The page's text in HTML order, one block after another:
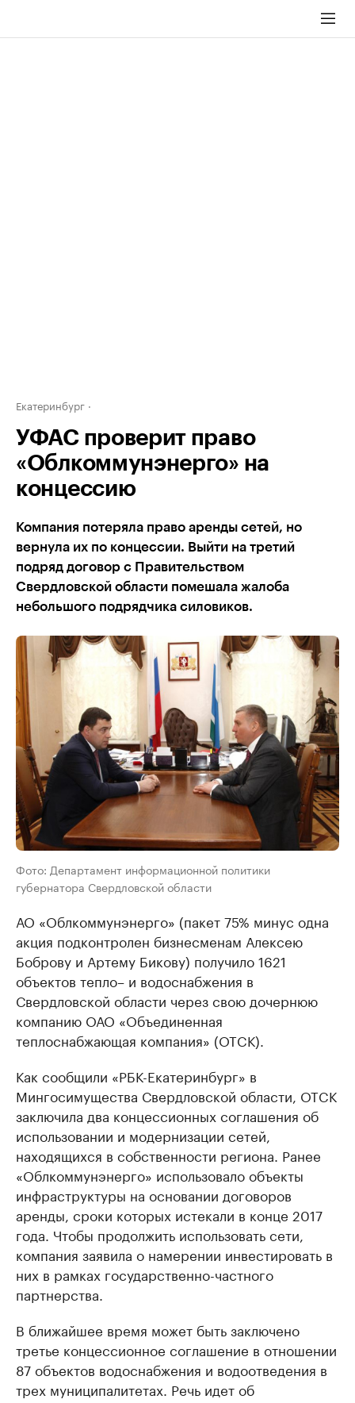
Екатеринбург
УФАС проверит право
«Облкоммунэнерго» на
концессию
Компания потеряла право аренды сетей, но
вернула их по концессии. Выйти на третий
подряд договор с Правительством
Свердловской области помешала жалоба
небольшого подрядчика силовиков.
Фото: Департамент информационной политики
губернатора Свердловской области
АО «Облкоммунэнерго» (пакет 75% минус одна
акция подконтролен бизнесменам Алексею
Боброву и Артему Бикову) получило 1621
объектов тепло– и водоснабжения в
Свердловской области через свою дочернюю
компанию ОАО «Объединенная
теплоснабжающая компания» (ОТCК).
Как сообщили «РБК-Екатеринбург» в
Мингосимущества Свердловской области, ОТCК
заключила два концессионных соглашения об
использовании и модернизации сетей,
находящихся в собственности региона. Ранее
«Облкоммунэнерго» использовало объекты
инфраструктуры на основании договоров
аренды, сроки которых истекали в конце 2017
года. Чтобы продолжить использовать сети,
компания заявила о намерении инвестировать в
них в рамках государственно-частного
партнерства.
В ближайшее время может быть заключено
третье концессионное соглашение в отношении
87 объектов водоснабжения и водоотведения в
трех муниципалитетах. Речь идет об